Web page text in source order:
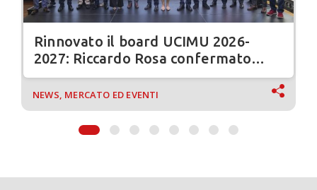
Rinnovato il board UCIMU 2026-
2027: Riccardo Rosa confermato
presidente
NEWS, MERCATO ED EVENTI